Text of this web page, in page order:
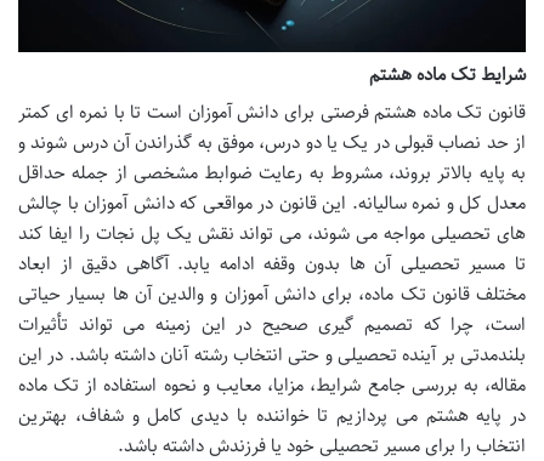
شرایط تک ماده هشتم
قانون تک ماده هشتم فرصتی برای دانش آموزان است تا با نمره ای کمتر
از حد نصاب قبولی در یک یا دو درس، موفق به گذراندن آن درس شوند و
به پایه بالاتر بروند، مشروط به رعایت ضوابط مشخصی از جمله حداقل
معدل کل و نمره سالیانه. این قانون در مواقعی که دانش آموزان با چالش
های تحصیلی مواجه می شوند، می تواند نقش یک پل نجات را ایفا کند
تا مسیر تحصیلی آن ها بدون وقفه ادامه یابد. آگاهی دقیق از ابعاد
مختلف قانون تک ماده، برای دانش آموزان و والدین آن ها بسیار حیاتی
است، چرا که تصمیم گیری صحیح در این زمینه می تواند تأثیرات
بلندمدتی بر آینده تحصیلی و حتی انتخاب رشته آنان داشته باشد. در این
مقاله، به بررسی جامع شرایط، مزایا، معایب و نحوه استفاده از تک ماده
در پایه هشتم می پردازیم تا خواننده با دیدی کامل و شفاف، بهترین
انتخاب را برای مسیر تحصیلی خود یا فرزندش داشته باشد.